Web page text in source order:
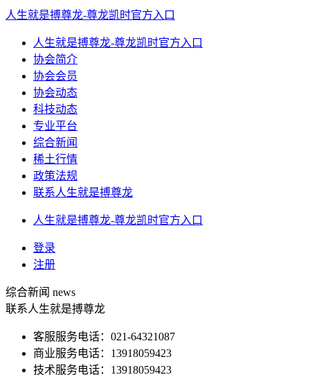
人生就是搏尊龙-尊龙凯时官方入口
人生就是搏尊龙-尊龙凯时官方入口
协会简介
协会会员
协会动态
科技动态
专业平台
综合新闻
稀土行情
政策法规
联系人生就是搏尊龙
人生就是搏尊龙-尊龙凯时官方入口
登录
注册
综合新闻 news
联系人生就是搏尊龙
客服服务电话：021-64321087
商业服务电话：13918059423
技术服务电话：13918059423